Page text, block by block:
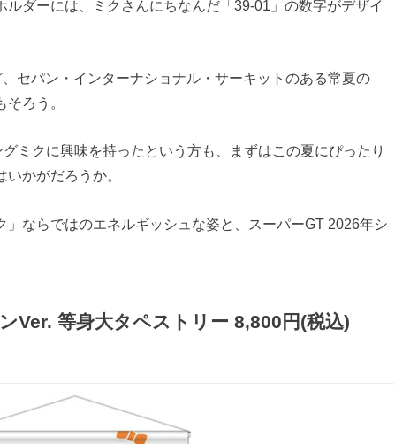
ダーには、ミクさんにちなんだ「39-01」の数字がデザイ
セパン・インターナショナル・サーキットのある常夏の
ろう。
ミクに興味を持ったという方も、まずはこの夏にぴったり
かがだろうか。
ならではのエネルギッシュな姿と、スーパーGT 2026年シ
Ver. 等身大タペストリー 8,800円(税込)